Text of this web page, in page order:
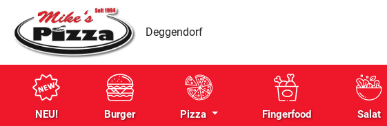
Deggendorf
NEU! Burger Pizza Fingerfood Salat